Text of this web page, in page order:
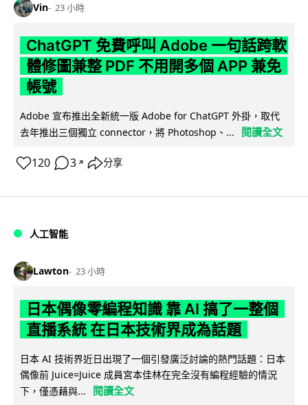
Vin 23 小時
ChatGPT 免費呼叫 Adobe 一句話跨軟
體修圖兼整 PDF 不用開多個 APP 兼免
帳號
Adobe 宣布推出全新統一版 Adobe for ChatGPT 外掛，取代
去年推出三個獨立 connector，將 Photoshop、...
閱讀全文
120 3 ↗ 分享
人工智能
Lawton 23 小時
日本偶像零編程知識 靠 AI 搞了一整個
直播系統 在日本技術界成為話題
日本 AI 技術界近日出現了一個引發廣泛討論的熱門話題：日本
偶像前 Juice=Juice 成員宮本佳林在完全沒有編程經驗的情況
下，僅憑藉與...
閱讀全文